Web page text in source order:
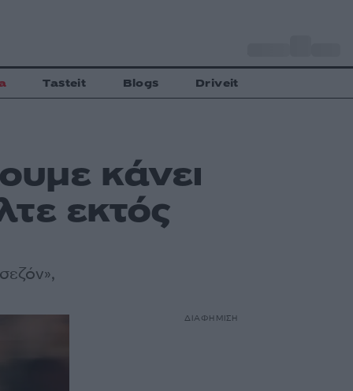
Tasteit Blogs Driveit
κάνει
εκτός
ΔΙΑΦΗΜΙΣΗ